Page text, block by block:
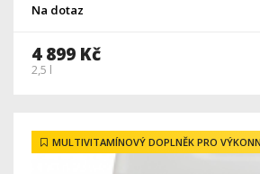
Na dotaz
4 899 Kč
2,5 l
MULTIVITAMÍNOVÝ DOPLNĚK PRO